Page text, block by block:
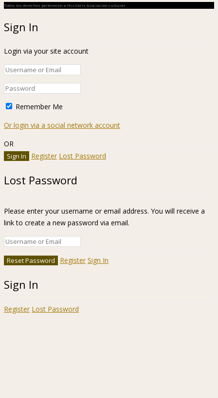
Todos los derechos pertenecen a Hislibris Asociación cultural
Sign In
Login via your site account
Remember Me
Or login via a social network account
OR
Register Lost Password
Lost Password
Please enter your username or email address. You will receive a
link to create a new password via email.
Register Sign In
Sign In
Register Lost Password